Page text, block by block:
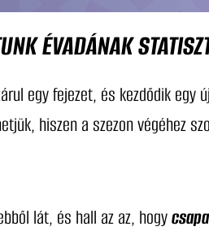
ÉVADÁNAK
egy fejezet, és kezdődik
hiszen a szezon végéhez
lát, és hall az az, hogy